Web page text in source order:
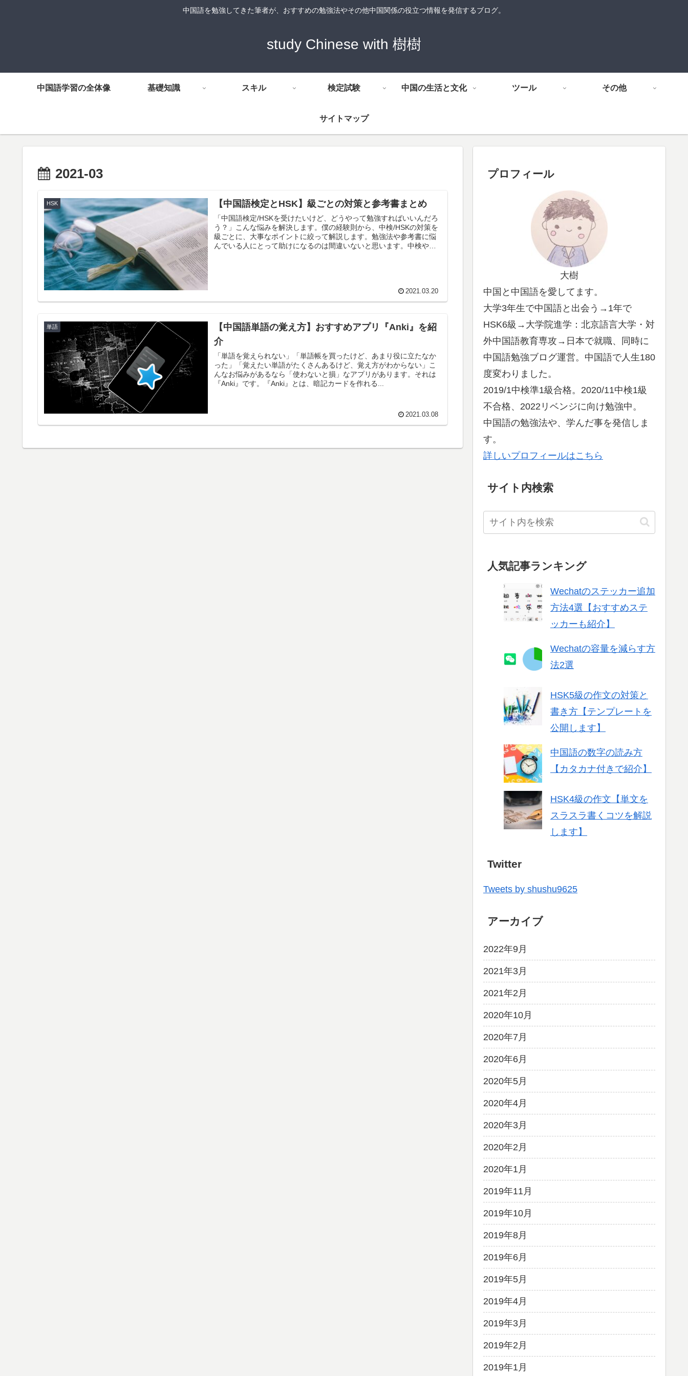
中国語を勉強してきた筆者が、おすすめの勉強法やその他中国関係の役立つ情報を発信するブログ。
study Chinese with 樹樹
中国語学習の全体像 基礎知識 スキル 検定試験 中国の生活と文化 ツール その他
サイトマップ
2021-03
HSK 【中国語検定とHSK】級ごとの対策と参考書まとめ
「中国語検定/HSKを受けたいけど、どうやって勉強すればいいんだろ
う？」こんな悩みを解決します。僕の経験則から、中検/HSKの対策を
級ごとに、大事なポイントに絞って解説します。勉強法や参考書に悩
んでいる人にとって助けになるのは間違いないと思います。中検や
2021.03.20
単語
【中国語単語の覚え方】おすすめアプリ『Anki』を紹
介
「単語を覚えられない」「単語帳を買ったけど、あまり役に立たなか
った」「覚えたい単語がたくさんあるけど、覚え方がわからない」こ
んなお悩みがあるなら「使わないと損」なアプリがあります。それは
『Anki』です。『Anki』とは、暗記カードを作れる...
2021.03.08
プロフィール
大樹
中国と中国語を愛してます。
大学3年生で中国語と出会う→1年で
HSK6級→大学院進学：北京語言大学・対
外中国語教育専攻→日本で就職、同時に
中国語勉強ブログ運営。中国語で人生180
度変わりました。
2019/1中検準1級合格。2020/11中検1級
不合格、2022リベンジに向け勉強中。
中国語の勉強法や、学んだ事を発信しま
す。
詳しいプロフィールはこちら
サイト内検索
人気記事ランキング
Wechatのステッカー追加
方法4選【おすすめステ
ッカーも紹介】
Wechatの容量を減らす方
法2選
HSK5級の作文の対策と
書き方【テンプレートを
公開します】
中国語の数字の読み方
【カタカナ付きで紹介】
HSK4級の作文【単文を
スラスラ書くコツを解説
します】
Twitter
Tweets by shushu9625
アーカイブ
2022年9月
2021年3月
2021年2月
2020年10月
2020年7月
2020年6月
2020年5月
2020年4月
2020年3月
2020年2月
2020年1月
2019年11月
2019年10月
2019年8月
2019年6月
2019年5月
2019年4月
2019年3月
2019年2月
2019年1月